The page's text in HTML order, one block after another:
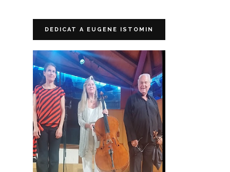
DEDICAT A EUGENE ISTOMIN